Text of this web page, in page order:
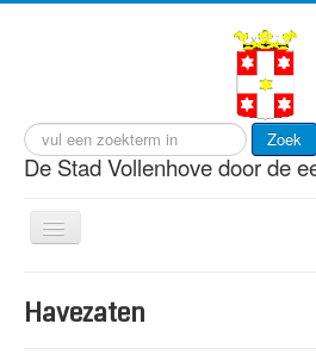
Zoek
De Stad Vollenhove door de
Toggle
Navigation
cultuur
Havezaten